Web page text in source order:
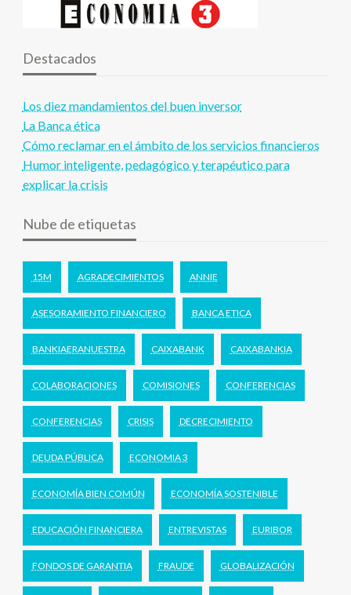
Destacados
Los diez mandamientos del buen inversor
La Banca ética
Cómo reclamar en el ámbito de los servicios financieros
Humor inteligente, pedagógico y terapéutico para
explicar la crisis
Nube de etiquetas
15M AGRADECIMIENTOS ANNIE
ASESORAMIENTO FINANCIERO BANCA ETICA
BANKIAERANUESTRA CAIXABANK CAIXABANKIA
COLABORACIONES COMISIONES CONFERENCIAS
CONFERENCIAS CRISIS DECRECIMIENTO
DEUDA PÚBLICA ECONOMIA 3
ECONOMÍA BIEN COMÚN ECONOMÍA SOSTENIBLE
EDUCACIÓN FINANCIERA ENTREVISTAS EURIBOR
FONDOS DE GARANTIA FRAUDE GLOBALIZACIÓN